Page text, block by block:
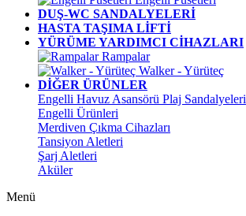
DUŞ-WC SANDALYELERİ
HASTA TAŞIMA LİFTİ
YÜRÜME YARDIMCI CİHAZLARI
Rampalar
Walker - Yürüteç
DİĞER ÜRÜNLER
Engelli Havuz Asansörü Plaj Sandalyeleri
Engelli Ürünleri
Merdiven Çıkma Cihazları
Tansiyon Aletleri
Şarj Aletleri
Aküler
Menü